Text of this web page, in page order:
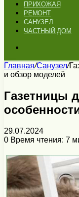
ПРИХОЖАЯ
РЕМОНТ
САНУЗЕЛ
ЧАСТНЫЙ ДОМ
Главная/Санузел/
и обзор моделей
Газетницы
29.07.2024
0 Время чтения: 7